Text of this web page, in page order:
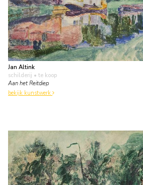
Jan Altink
schilderij • te koop
Aan het Reitdiep
bekijk kunstwerk